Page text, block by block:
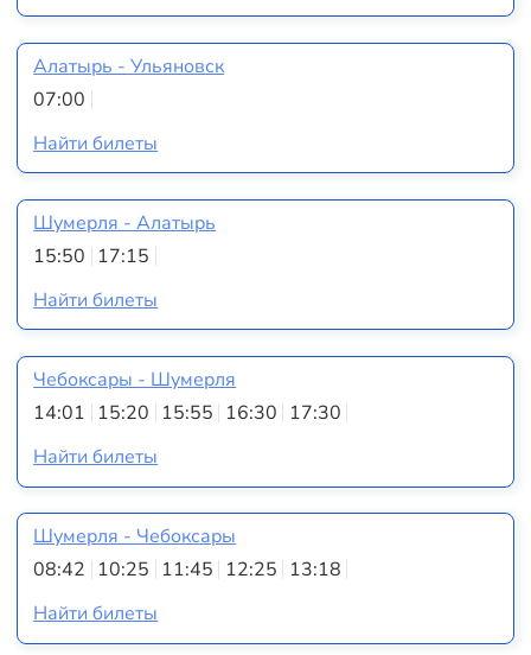
Алатырь - Ульяновск
07:00
Найти билеты
Шумерля - Алатырь
15:50 17:15
Найти билеты
Чебоксары - Шумерля
14:01 15:20 15:55 16:30 17:30
Найти билеты
Шумерля - Чебоксары
08:42 10:25 11:45 12:25 13:18
Найти билеты